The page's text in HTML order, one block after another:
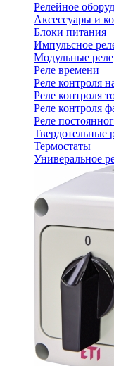
Релейное
Аксессуары и
Блоки питания
Импульсное
Модульные реле
Реле времени
Реле контроля
Реле контроля
Реле контроля
Реле
Твердотельные
Термостаты
Универальное